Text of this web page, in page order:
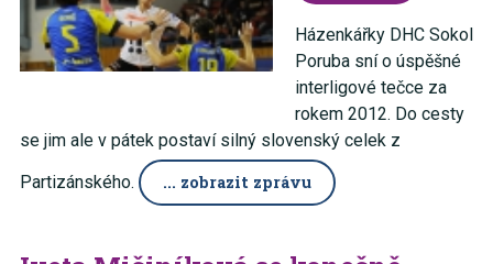
Házenkářky DHC Sokol
Poruba sní o úspěšné
interligové tečce za
rokem 2012. Do cesty
se jim ale v pátek postaví silný slovenský celek z
Partizánského.
... zobrazit zprávu